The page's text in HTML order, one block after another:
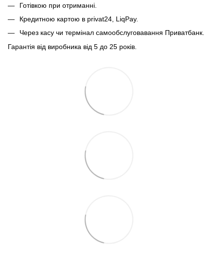
Готівкою при отриманні.
Кредитною картою в privat24, LiqPay.
Через касу чи термінал самообслуговавання Приватбанк.
Гарантія від виробника від 5 до 25 років.